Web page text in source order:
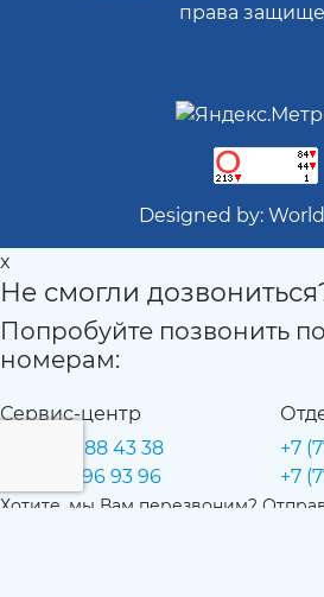
права
Designed by:
x
Не смогли
Попробуйте позвонить
номерам:
Сервис-центр
+7 (702) 188 43 38
+7 (7132) 96 93 96
+7
+7
Хотите, мы Вам перезвоним?